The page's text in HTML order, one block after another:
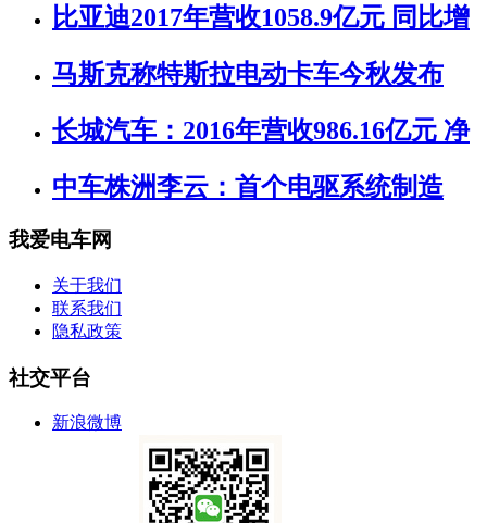
比亚迪2017年营收1058.9亿元 同比增
马斯克称特斯拉电动卡车今秋发布
长城汽车：2016年营收986.16亿元 净
中车株洲李云：首个电驱系统制造
我爱电车网
关于我们
联系我们
隐私政策
社交平台
新浪微博